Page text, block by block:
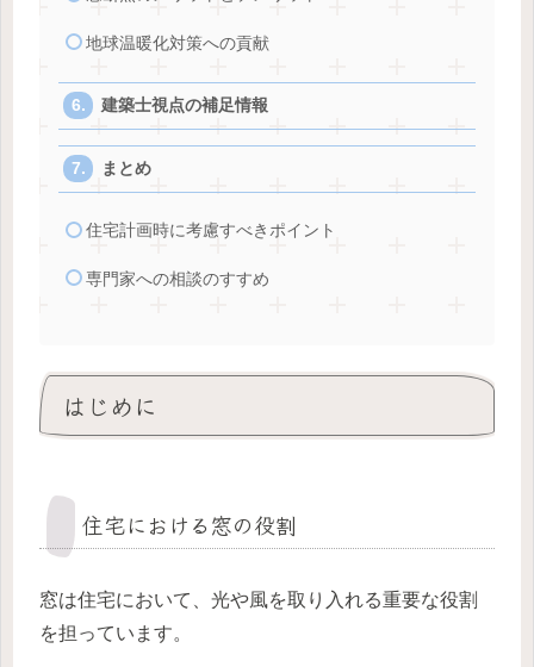
地球温暖化対策への貢献
建築士視点の補足情報
まとめ
住宅計画時に考慮すべきポイント
専門家への相談のすすめ
はじめに
住宅における窓の役割
窓は住宅において、光や風を取り入れる重要な役割
を担っています。